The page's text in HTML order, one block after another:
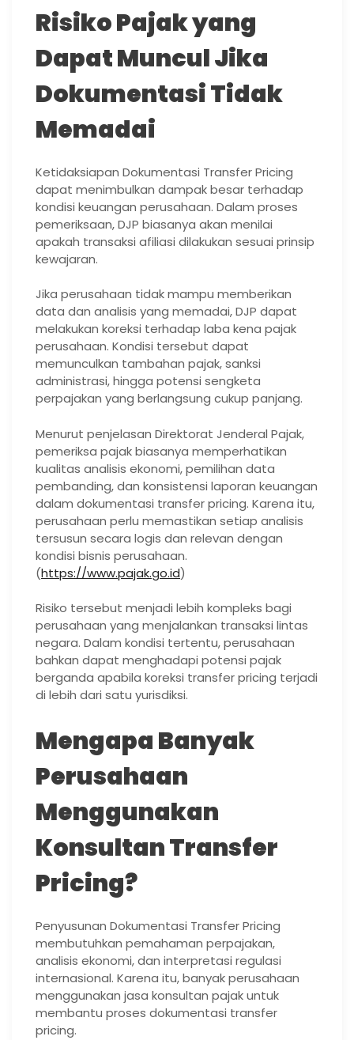
Risiko Pajak yang
Dapat Muncul Jika
Dokumentasi Tidak
Memadai
Ketidaksiapan Dokumentasi Transfer Pricing
dapat menimbulkan dampak besar terhadap
kondisi keuangan perusahaan. Dalam proses
pemeriksaan, DJP biasanya akan menilai
apakah transaksi afiliasi dilakukan sesuai prinsip
kewajaran.
Jika perusahaan tidak mampu memberikan
data dan analisis yang memadai, DJP dapat
melakukan koreksi terhadap laba kena pajak
perusahaan. Kondisi tersebut dapat
memunculkan tambahan pajak, sanksi
administrasi, hingga potensi sengketa
perpajakan yang berlangsung cukup panjang.
Menurut penjelasan Direktorat Jenderal Pajak,
pemeriksa pajak biasanya memperhatikan
kualitas analisis ekonomi, pemilihan data
pembanding, dan konsistensi laporan keuangan
dalam dokumentasi transfer pricing. Karena itu,
perusahaan perlu memastikan setiap analisis
tersusun secara logis dan relevan dengan
kondisi bisnis perusahaan.
(https://www.pajak.go.id)
Risiko tersebut menjadi lebih kompleks bagi
perusahaan yang menjalankan transaksi lintas
negara. Dalam kondisi tertentu, perusahaan
bahkan dapat menghadapi potensi pajak
berganda apabila koreksi transfer pricing terjadi
di lebih dari satu yurisdiksi.
Mengapa Banyak
Perusahaan
Menggunakan
Konsultan Transfer
Pricing?
Penyusunan Dokumentasi Transfer Pricing
membutuhkan pemahaman perpajakan,
analisis ekonomi, dan interpretasi regulasi
internasional. Karena itu, banyak perusahaan
menggunakan jasa konsultan pajak untuk
membantu proses dokumentasi transfer
pricing.